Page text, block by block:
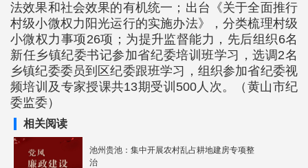
法效果和社会效果的有机统一；出台《关于全面推行
村级小微权力阳光运行的实施办法》，分类梳理村级
小微权力事项26项；为提升监督能力，先后组织6名
新任乡镇纪委书记参加省纪委培训班学习，选调2名
乡镇纪委委员到区纪委跟班学习，组织参加省纪委视
频培训及专家授课共13期受训500人次。（黄山市纪
委监委）
相关阅读
池州贵池：集中开展农村乱占耕地建房专项整
治